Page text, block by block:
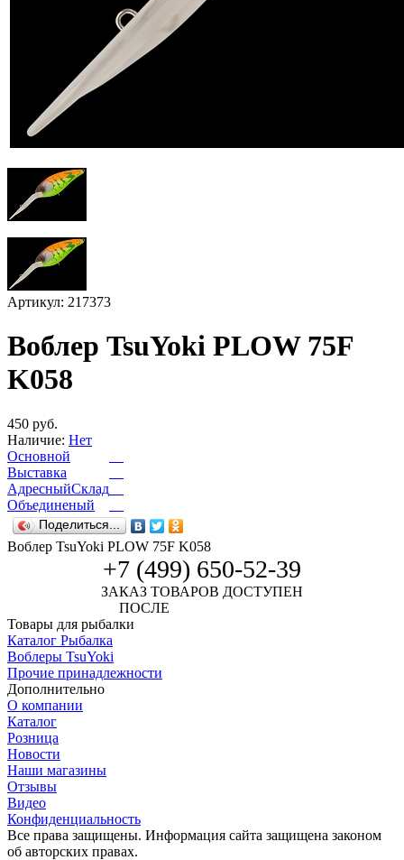
Артикул: 217373
Воблер TsuYoki PLOW 75F
K058
450 руб.
Наличие: Нет
Основной
Выставка
АдресныйСклад
Объединеный
Поделиться...
Воблер TsuYoki PLOW 75F K058
+7 (499) 650-52-39
ЗАКАЗ ТОВАРОВ ДОСТУПЕН
ПОСЛЕ
Товары для рыбалки
Каталог Рыбалка
Воблеры TsuYoki
Прочие принадлежности
Дополнительно
О компании
Каталог
Розница
Новости
Наши магазины
Отзывы
Видео
Конфиденциальность
Все права защищены. Информация сайта защищена законом
об авторских правах.